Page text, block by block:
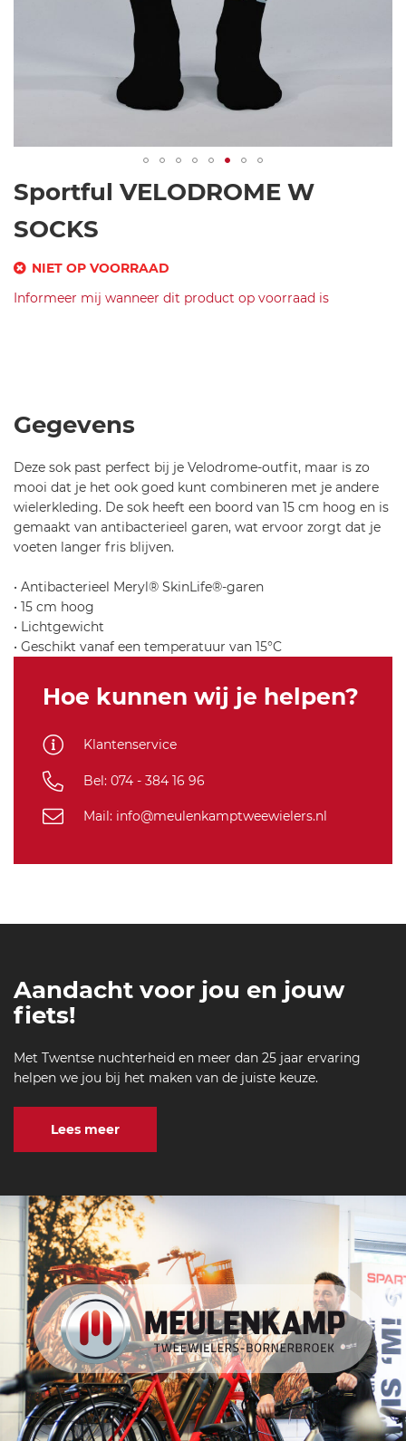
Sportful VELODROME W
SOCKS
NIET OP VOORRAAD
SKU
o
dr
o
m
-s
ks
5
Informeer mij wanneer dit product op voorraad is
Ga
naar
het
begin
van
afbeeldingen-
Gegevens
Deze sok past perfect bij je Velodrome-outfit, maar is zo
mooi dat je het ook goed kunt combineren met je andere
wielerkleding. De sok heeft een boord van 15 cm hoog en is
gemaakt van antibacterieel garen, wat ervoor zorgt dat je
voeten langer fris blijven.
• Antibacterieel Meryl® SkinLife®-garen
• 15 cm hoog
• Lichtgewicht
• Geschikt vanaf een temperatuur van 15°C
Hoe kunnen wij je helpen?
Klantenservice
Bel: 074 - 384 16 96
Mail: info@meulenkamptweewielers.nl
Aandacht voor jou en jouw
fiets!
Met Twentse nuchterheid en meer dan 25 jaar ervaring
helpen we jou bij het maken van de juiste keuze.
Lees meer